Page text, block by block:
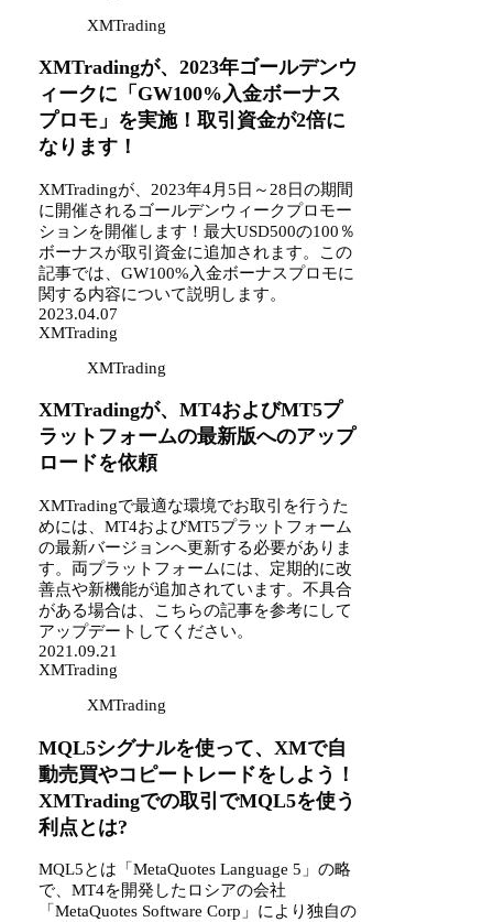
XMTrading
XMTradingが、2023年ゴールデンウ
ィークに「GW100%入金ボーナス
プロモ」を実施！取引資金が2倍に
なります！
XMTradingが、2023年4月5日～28日の期間
に開催されるゴールデンウィークプロモー
ションを開催します！最大USD500の100％
ボーナスが取引資金に追加されます。この
記事では、GW100%入金ボーナスプロモに
関する内容について説明します。
2023.04.07
XMTrading
XMTrading
XMTradingが、MT4およびMT5プ
ラットフォームの最新版へのアップ
ロードを依頼
XMTradingで最適な環境でお取引を行うた
めには、MT4およびMT5プラットフォーム
の最新バージョンへ更新する必要がありま
す。両プラットフォームには、定期的に改
善点や新機能が追加されています。不具合
がある場合は、こちらの記事を参考にして
アップデートしてください。
2021.09.21
XMTrading
XMTrading
MQL5シグナルを使って、XMで自
動売買やコピートレードをしよう！
XMTradingでの取引でMQL5を使う
利点とは?
MQL5とは「MetaQuotes Language 5」の略
で、MT4を開発したロシアの会社
「MetaQuotes Software Corp」により独自の